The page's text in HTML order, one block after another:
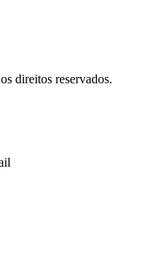
direitos reservados.